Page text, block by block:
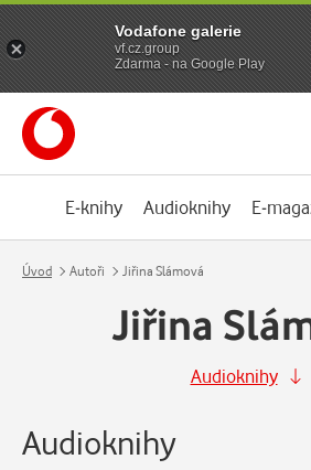
E-knihy Audioknihy E-
Úvod Autoři Jiřina Slámová
Jiřina
Audioknihy
Audioknihy
Vodafone galerie
vf.cz.group
Zdarma - na Google Play